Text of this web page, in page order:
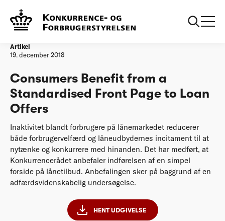
Forside
to Loan Offers
Artikel
19. december 2018
Consumers Benefit from a
Standardised Front Page to Loan
Offers
Inaktivitet blandt forbrugere på lånemarkedet reducerer
både forbrugervelfærd og låneudbydernes incitament til at
nytænke og konkurrere med hinanden. Det har medført, at
Konkurrencerådet anbefaler indførelsen af en simpel
forside på lånetilbud. Anbefalingen sker på baggrund af en
adfærdsvidenskabelig undersøgelse.
HENT UDGIVELSE